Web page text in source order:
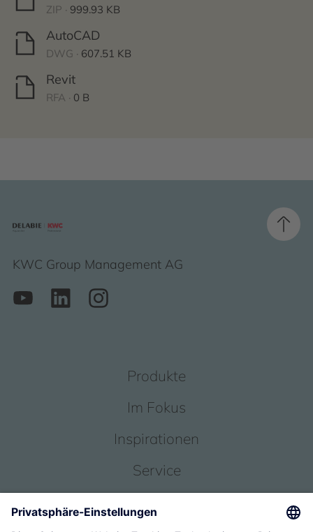
ZIP · 999.93 KB
AutoCAD
DWG · 607.51 KB
Revit
RFA · 0 B
KWC Group Management AG
Produkte
Im Fokus
Inspirationen
Service